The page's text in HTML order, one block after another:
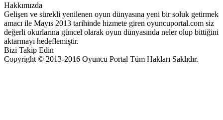
Hakkımızda
Gelişen ve sürekli yenilenen oyun dünyasına yeni bir soluk getirmek
amacı ile Mayıs 2013 tarihinde hizmete giren oyuncuportal.com siz
değerli okurlarına güncel olarak oyun dünyasında neler olup bittiğini
aktarmayı hedeflemiştir.
Bizi Takip Edin
Copyright © 2013-2016 Oyuncu Portal Tüm Hakları Saklıdır.